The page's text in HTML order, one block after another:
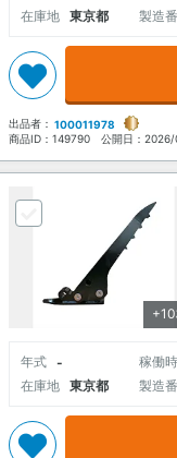
在庫地
東京都 製造
出品者： 100011978
商品ID： 149790 公開日： 2026/
年式 - 稼働
在庫地
東京都 製造